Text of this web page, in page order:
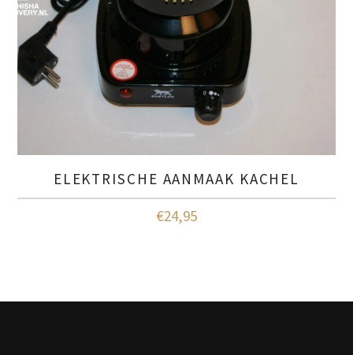
ELEKTRISCHE AANMAAK KACHEL
€24,95